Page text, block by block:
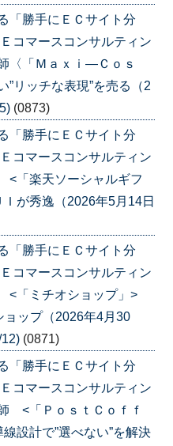
「勝手にＥＣサイト分
コマースコンサルティン
〈「Ｍａｘｉ―Ｃｏｓ
”リッチな表現”を売る（2
(0873)
「勝手にＥＣサイト分
コマースコンサルティン
「楽天ソーシャルギフ
が秀逸（2026年5月14日
「勝手にＥＣサイト分
コマースコンサルティン
「ミチオショップ」>
ョップ（2026年4月30
(0871)
「勝手にＥＣサイト分
コマースコンサルティン
<「ＰｏｓｔＣｏｆｆ
設計で”選べない”を解決